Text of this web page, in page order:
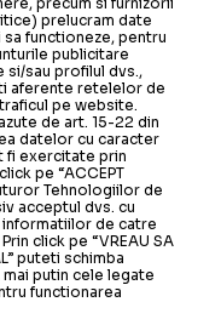
prelucram date
functioneze, pentru
publicitare
si/sau profilul dvs.,
aferente retelelor de
pe website.
de art. 15-22 din
datelor cu caracter
fi exercitate prin
pe “ACCEPT
Tehnologiilor de
acceptul dvs. cu
de catre
click pe “VREAU SA
puteti schimba
putin cele legate
functionarea